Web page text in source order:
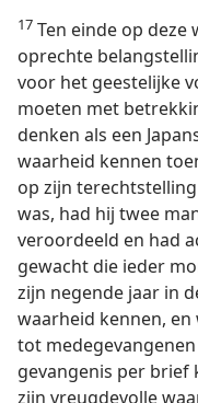
17 Ten einde op deze
oprechte
voor het geestelijke
moeten met
denken als een
waarheid kennen
op zijn
was, had hij twee
veroordeeld en had
gewacht die ieder
zijn negende jaar in
waarheid kennen,
tot
gevangenis per brief
zijn vreugdevolle